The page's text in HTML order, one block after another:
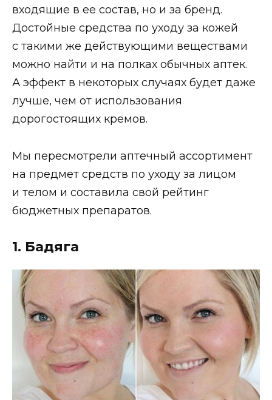
входящие в ее состав, но и за бренд.
Достойные средства по уходу за кожей
с такими же действующими веществами
можно найти и на полках обычных аптек.
А эффект в некоторых случаях будет даже
лучше, чем от использования
дорогостоящих кремов.
Мы пересмотрели аптечный ассортимент
на предмет средств по уходу за лицом
и телом и составила свой рейтинг
бюджетных препаратов.
1. Бадяга